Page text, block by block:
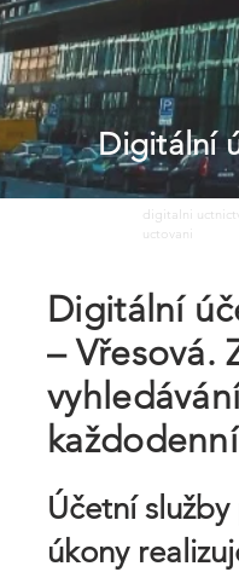
Digitální
digitalni
uctovani
Digitální
– Vřesová.
Účetní
úkony